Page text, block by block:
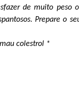
de muito peso
Prepare o
colestrol *